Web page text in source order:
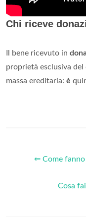
Chi riceve
Il bene ricevuto in
proprietà esclusiva
massa ereditaria: è
⇐ Come fanno
Cosa